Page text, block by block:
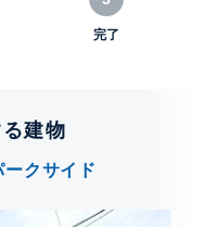
完了
建物
クサイド